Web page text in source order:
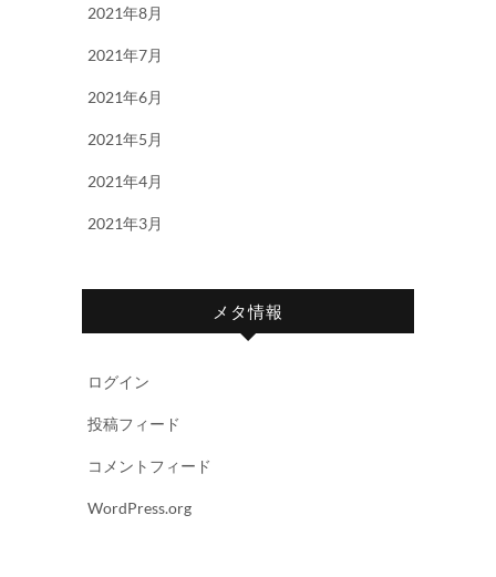
2021年8月
2021年7月
2021年6月
2021年5月
2021年4月
2021年3月
メタ情報
ログイン
投稿フィード
コメントフィード
WordPress.org